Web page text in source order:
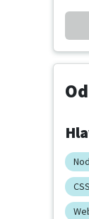
CSS